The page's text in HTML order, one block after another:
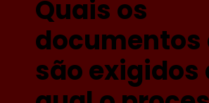
Quais os
documentos
são exigidos